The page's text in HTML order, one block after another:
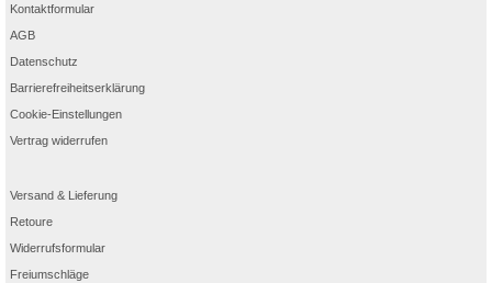
Kontaktformular
AGB
Datenschutz
Barrierefreiheitserklärung
Cookie-Einstellungen
Vertrag widerrufen
Versand & Lieferung
Retoure
Widerrufsformular
Freiumschläge